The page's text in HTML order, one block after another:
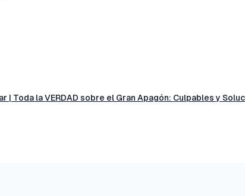
| Toda la VERDAD sobre el Gran Apagón: Culpables y